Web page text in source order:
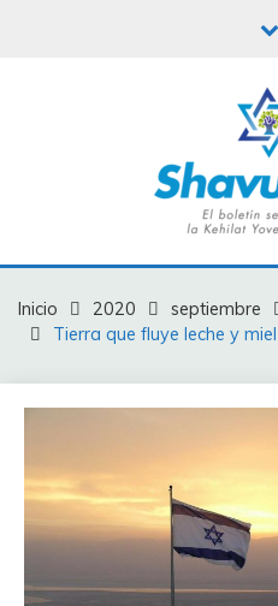
TOV
Inicio 2020 septiembre
Tierra que fluye leche y miel